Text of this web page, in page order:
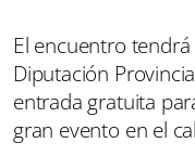
El encuentro
Diputación
entrada gratuita
gran evento en el